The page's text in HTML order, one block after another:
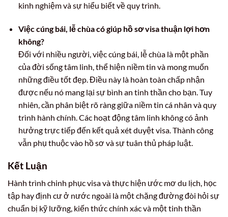
kinh nghiệm và sự hiểu biết về quy trình.
Việc cúng bái, lễ chùa có giúp hồ sơ visa thuận lợi hơn
không?
Đối với nhiều người, việc cúng bái, lễ chùa là một phần
của đời sống tâm linh, thể hiện niềm tin và mong muốn
những điều tốt đẹp. Điều này là hoàn toàn chấp nhận
được nếu nó mang lại sự bình an tinh thần cho bạn. Tuy
nhiên, cần phân biệt rõ ràng giữa niềm tin cá nhân và quy
trình hành chính. Các hoạt động tâm linh không có ảnh
hưởng trực tiếp đến kết quả xét duyệt visa. Thành công
vẫn phụ thuộc vào hồ sơ và sự tuân thủ pháp luật.
Kết Luận
Hành trình chinh phục visa và thực hiện ước mơ du lịch, học
tập hay định cư ở nước ngoài là một chặng đường đòi hỏi sự
chuẩn bị kỹ lưỡng, kiến thức chính xác và một tinh thần